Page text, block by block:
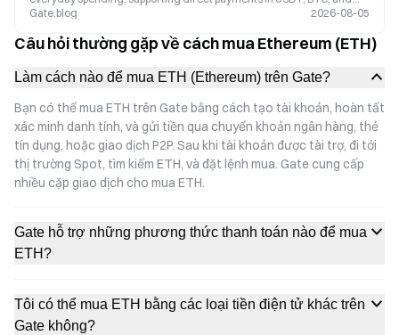
ETH, and offering up to 8% cashback on purchases. Discover how
Gate.blog 2026-08-05
Câu hỏi thường gặp về cách mua Ethereum (ETH)
Làm cách nào để mua ETH (Ethereum) trên Gate?
Bạn có thể mua ETH trên Gate bằng cách tạo tài khoản, hoàn tất
xác minh danh tính, và gửi tiền qua chuyển khoản ngân hàng, thẻ
tín dụng, hoặc giao dịch P2P. Sau khi tài khoản được tài trợ, đi tới
thị trường Spot, tìm kiếm ETH, và đặt lệnh mua. Gate cung cấp
nhiều cặp giao dịch cho mua ETH.
Gate hỗ trợ những phương thức thanh toán nào để mua
ETH?
Tôi có thể mua ETH bằng các loại tiền điện tử khác trên
Gate không?